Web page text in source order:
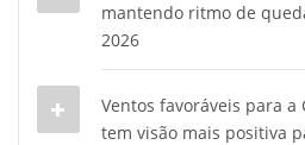
mantendo ritmo de
2026
Ventos favoráveis para a
tem visão mais positiva